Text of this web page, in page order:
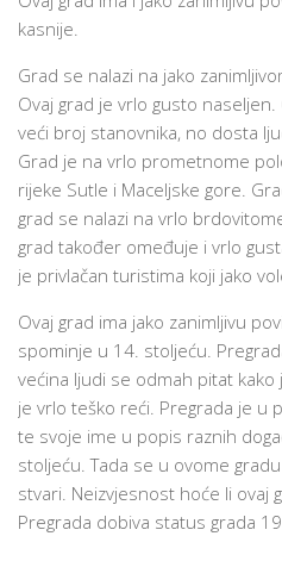
kasnije.
Grad se nalazi na jako
Ovaj grad je vrlo gusto
veći broj stanovnika, no dosta
Grad je na vrlo prometnome
rijeke Sutle i Maceljske gore.
grad se nalazi na vrlo
grad također omeđuje i vrlo
je privlačan turistima koji jako
Ovaj grad ima jako zanimljivu
spominje u 14. stoljeću.
većina ljudi se odmah pitat
je vrlo teško reći. Pregrada je u
te svoje ime u popis raznih
stoljeću. Tada se u ovome
stvari. Neizvjesnost hoće li ovaj
Pregrada dobiva status grada